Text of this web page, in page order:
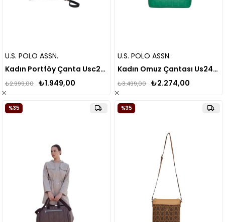
U.S. POLO ASSN.
Kadın Portföy Çanta Usc24820
₺1.949,00
₺2.999,00
U.S. POLO ASSN.
Kadın Omuz Çantası Us24159
₺2.274,00
₺3.499,00
%35 %35